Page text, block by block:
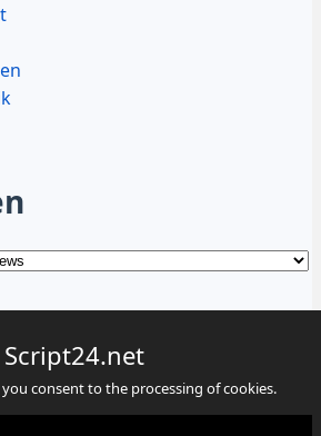
Impressum
consent to the processing of cookies.